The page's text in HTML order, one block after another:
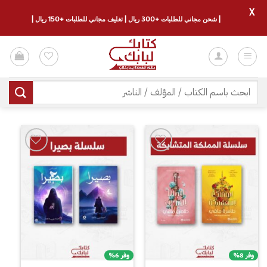
للمحتوى
البحث
عن:
إضافة
إلى
قائمة
الرغبات
وفر 8%
إضافة
إلى
قائمة
الرغبات
وفر 6%
| شحن مجاني للطلبات +300 ريال | تغليف مجاني للطلبات +150 ريال |
X